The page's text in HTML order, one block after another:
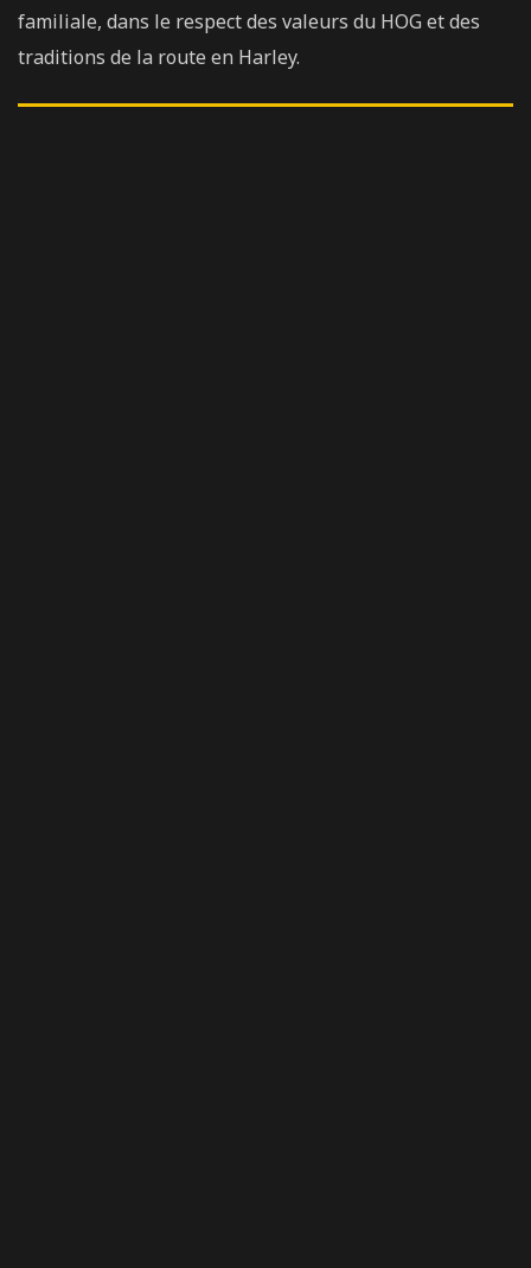
familiale, dans le respect des valeurs du HOG et des
traditions de la route en Harley.